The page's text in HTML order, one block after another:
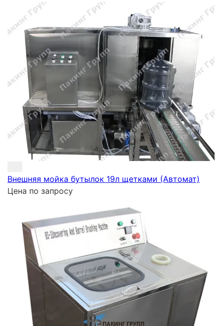
Внешняя мойка бутылок 19л щетками (Автомат)
Цена по запросу